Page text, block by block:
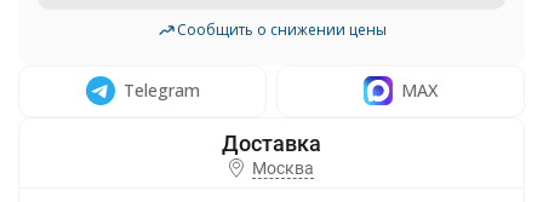
Сообщить о снижении цены
Telegram MAX
Москва